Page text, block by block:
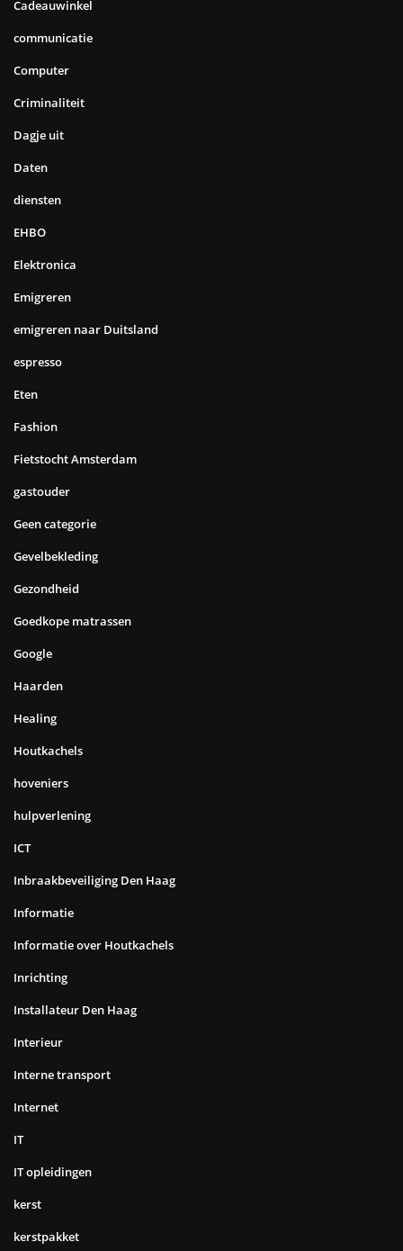
Cadeauwinkel
communicatie
Computer
Criminaliteit
Dagje uit
Daten
diensten
EHBO
Elektronica
Emigreren
emigreren naar Duitsland
espresso
Eten
Fashion
Fietstocht Amsterdam
gastouder
Geen categorie
Gevelbekleding
Gezondheid
Goedkope matrassen
Google
Haarden
Healing
Houtkachels
hoveniers
hulpverlening
ICT
Inbraakbeveiliging Den Haag
Informatie
Informatie over Houtkachels
Inrichting
Installateur Den Haag
Interieur
Interne transport
Internet
IT
IT opleidingen
kerst
kerstpakket